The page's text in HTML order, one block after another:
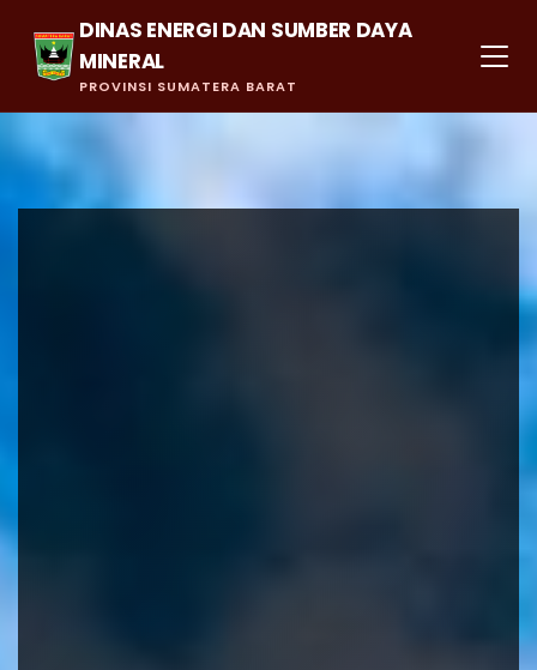
DINAS ENERGI DAN SUMBER DAYA
MINERAL
PROVINSI SUMATERA BARAT